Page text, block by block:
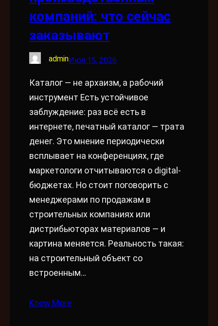
компаний: что сейчас
заказывают
adminИюл 15, 2026
Каталог — не архаизм, а рабочий
инструмент Есть устойчивое
заблуждение: раз всё есть в
интернете, печатный каталог — трата
денег. Это мнение периодически
всплывает на конференциях, где
маркетологи отчитываются о digital-
бюджетах. Но стоит поговорить с
менеджерами по продажам в
строительных компаниях или
дистрибьюторах материалов — и
картина меняется. Реальность такая:
на строительный объект со
встроенным…
Know More